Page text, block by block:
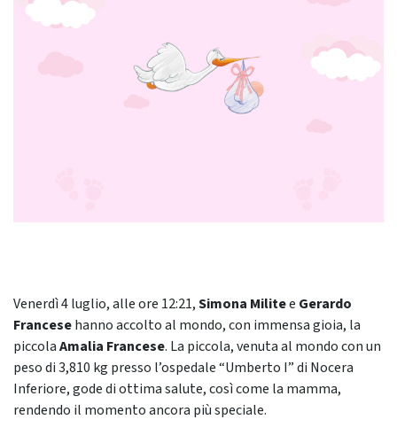
Venerdì 4 luglio, alle ore 12:21,Simona Militee Gerardo
Francesehanno accolto al mondo, con immensa gioia, la
piccolaAmalia Francese. La piccola, venuta al mondo con un
peso di 3,810 kg presso l’ospedale “Umberto I” di Nocera
Inferiore, gode di ottima salute, così come la mamma,
rendendo il momento ancora più speciale.